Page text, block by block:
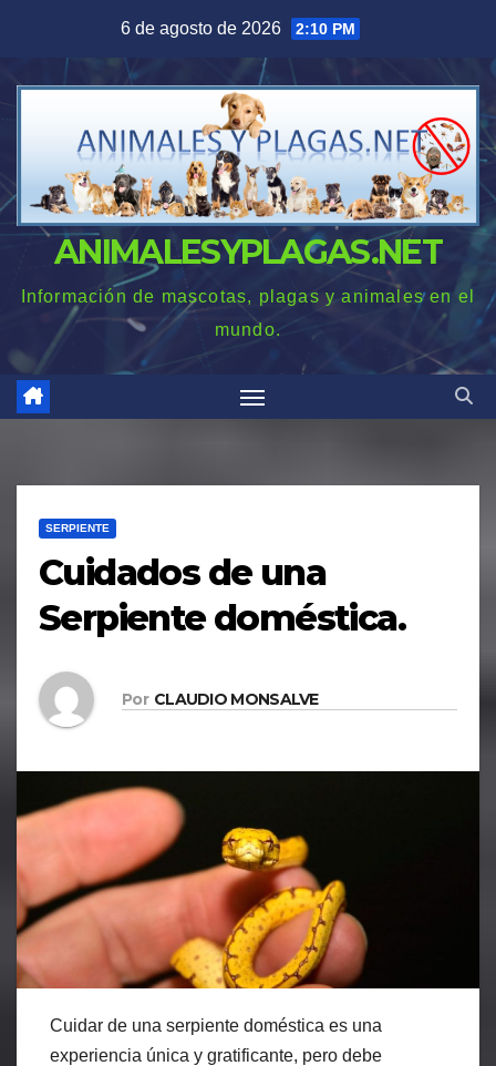
contenido
6 de agosto de 2026 2:10 PM
ANIMALESYPLAGAS.NET
Información de mascotas, plagas y animales en el
mundo.
SERPIENTE
Cuidados de una
Serpiente doméstica.
Por CLAUDIO MONSALVE
Cuidar de una serpiente doméstica es una
experiencia única y gratificante, pero debe